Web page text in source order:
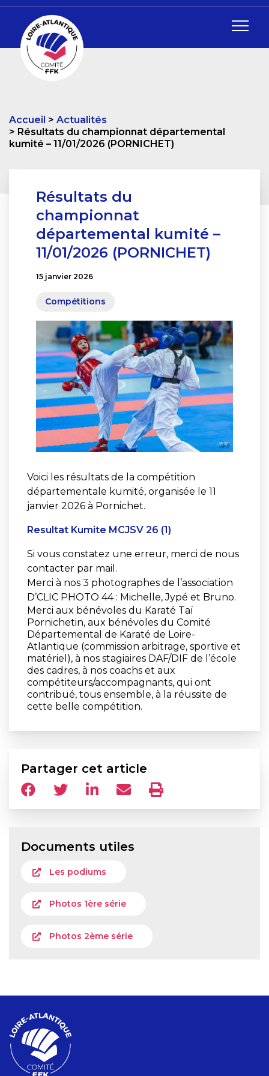
Accueil
Actualités
Résultats du championnat départemental
kumité – 11/01/2026 (PORNICHET)
Résultats du
championnat
départemental kumité –
11/01/2026 (PORNICHET)
15 janvier 2026
Compétitions
Voici les résultats de la compétition
départementale kumité, organisée le 11
janvier 2026 à Pornichet.
Resultat Kumite MCJSV 26 (1)
Si vous constatez une erreur, merci de nous
contacter par mail.
Merci à nos 3 photographes de l’association
D’CLIC PHOTO 44 : Michelle, Jypé et Bruno.
Merci aux bénévoles du Karaté Taï
Pornichetin, aux bénévoles du Comité
Départemental de Karaté de Loire-
Atlantique (commission arbitrage, sportive et
matériel), à nos stagiaires DAF/DIF de l’école
des cadres, à nos coachs et aux
compétiteurs/accompagnants, qui ont
contribué, tous ensemble, à la réussite de
cette belle compétition.
Partager cet article
Documents utiles
Les podiums
Photos 1ère série
Photos 2ème série